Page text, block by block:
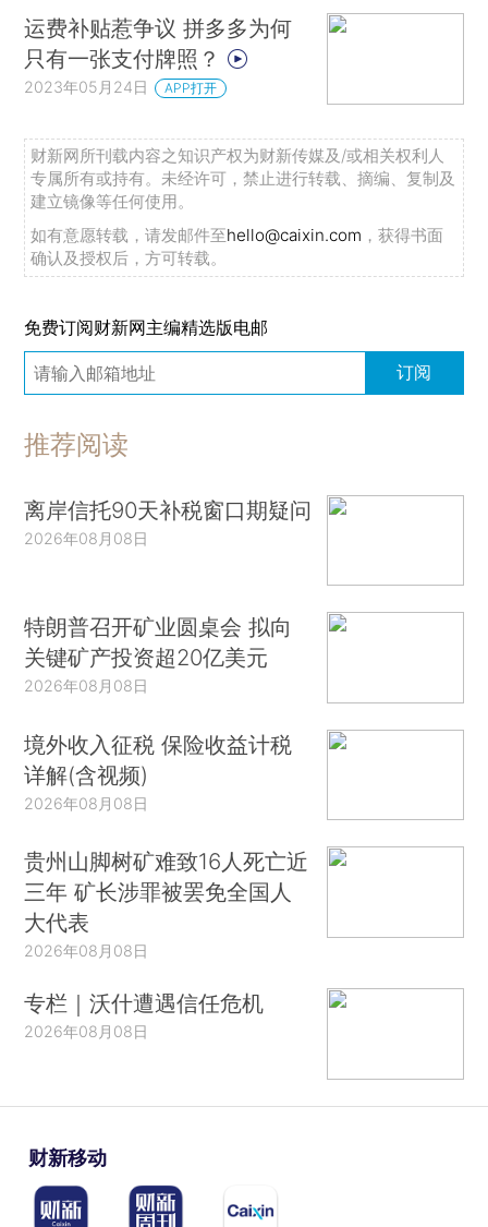
运费补贴惹争议 拼多多为何
只有一张支付牌照？
2023年05月24日 APP打开
财新网所刊载内容之知识产权为财新传媒及/或相关权利人
专属所有或持有。未经许可，禁止进行转载、摘编、复制及
建立镜像等任何使用。
如有意愿转载，请发邮件至hello@caixin.com ，获得书面
确认及授权后，方可转载。
免费订阅财新网主编精选版电邮
订阅
推荐阅读
离岸信托90天补税窗口期疑问
2026年08月08日
特朗普召开矿业圆桌会 拟向
关键矿产投资超20亿美元
2026年08月08日
境外收入征税 保险收益计税
详解(含视频)
2026年08月08日
贵州山脚树矿难致16人死亡近
三年 矿长涉罪被罢免全国人
大代表
2026年08月08日
专栏｜沃什遭遇信任危机
2026年08月08日
财新移动